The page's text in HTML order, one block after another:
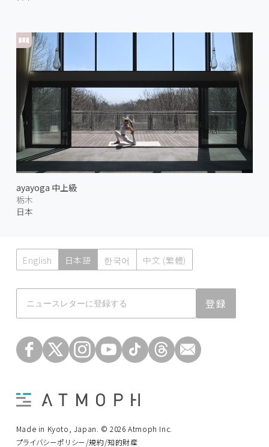
ayayoga 中上級
栃木
日本
English 日本語 한국어 中文 (繁體)
Atmoph News
登録
Made in Kyoto, Japan. © 2026 Atmoph Inc.
プライバシーポリシー/規約/知的財産